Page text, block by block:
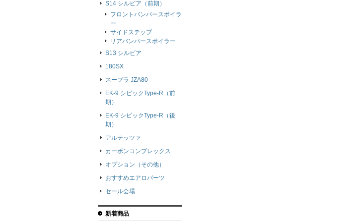
S14 シルビア（前期）
フロントバンパースポイラ
ー
サイドステップ
リアバンパースポイラー
S13 シルビア
180SX
スープラ JZA80
EK-9 シビックType-R（前
期）
EK-9 シビックType-R（後
期）
アルテッツァ
カーボンコンプレックス
オプション（その他）
おすすめエアロパーツ
セール会場
新着商品